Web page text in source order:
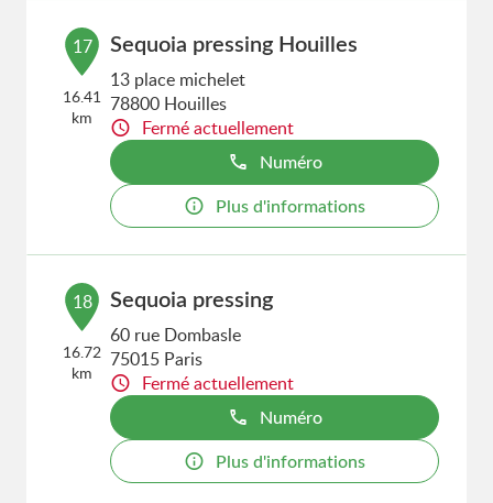
17
16.41
km
Sequoia pressing Houilles
13 place michelet
78800 Houilles
Fermé actuellement
Numéro
Plus d'informations
18
16.72
km
Sequoia pressing
60 rue Dombasle
75015 Paris
Fermé actuellement
Numéro
Plus d'informations